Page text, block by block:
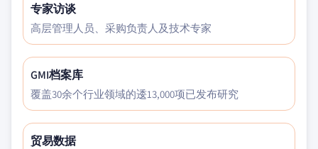
专家访谈
高层管理人员、采购负责人及技术专家
GMI档案库
覆盖30余个行业领域的逶13,000项已发布研究
贸易数据